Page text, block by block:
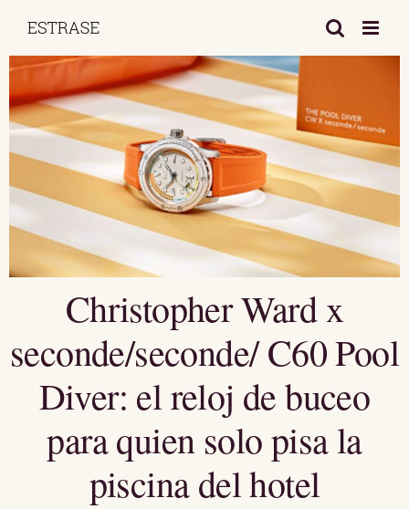
contenido
Christopher Ward x
seconde/seconde/ C60 Pool
Diver: el reloj de buceo
para quien solo pisa la
piscina del hotel